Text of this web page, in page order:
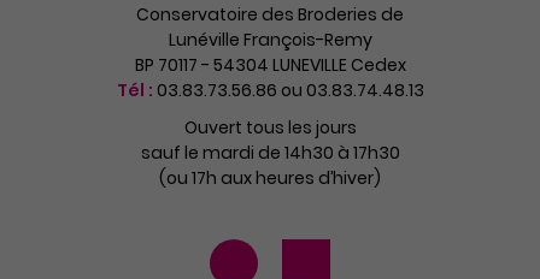
Conservatoire des Broderies de
Lunéville François-Remy
BP 70117 - 54304 LUNEVILLE Cedex
Tél : 03.83.73.56.86 ou 03.83.74.48.13
Ouvert tous les jours
sauf le mardi de 14h30 à 17h30
(ou 17h aux heures d’hiver)